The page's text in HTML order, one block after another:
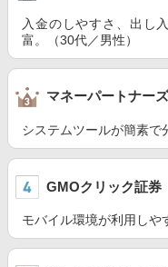
入金のしやすさ、出し
富。（30代／男性）
マネーパートナーズ
システムツールが簡素で
GMOクリック証券
モバイル環境が利用しや